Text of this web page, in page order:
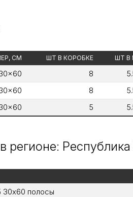
СМ ШТ В КОРОБКЕ ШТ В
8
8
5
регионе:
30х60 полосы